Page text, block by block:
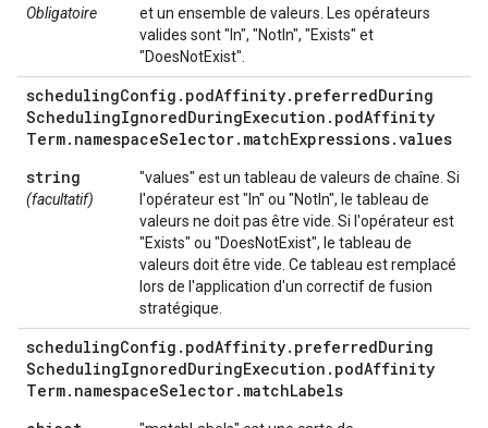
Obligatoire
et un ensemble de valeurs. Les opérateurs
valides sont "In", "NotIn", "Exists" et
"DoesNotExist".
schedulingConfig . podAffinity. preferredDuring
SchedulingIgnoredDuringExecution . podAffinity
Term. namespaceSelector. matchExpressions.values
string
(facultatif)
"values" est un tableau de valeurs de chaîne. Si
l'opérateur est "In" ou "NotIn", le tableau de
valeurs ne doit pas être vide. Si l'opérateur est
"Exists" ou "DoesNotExist", le tableau de
valeurs doit être vide. Ce tableau est remplacé
lors de l'application d'un correctif de fusion
stratégique.
schedulingConfig . podAffinity. preferredDuring
SchedulingIgnoredDuringExecution . podAffinity
Term. namespaceSelector. matchLabels